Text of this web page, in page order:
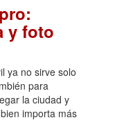
y foto
ya no sirve solo
para
la ciudad y
importa más